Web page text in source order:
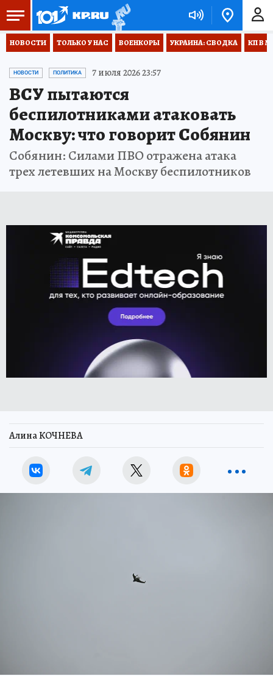
НОВОСТИ ТОЛЬКО У НАС ВОЕНКОРЫ УКРАИНА: СВОДКА КП В
НОВОСТИ ПОЛИТИКА 7 июля 2026 23:57
ВСУ пытаются
беспилотниками атаковать
Москву: что говорит Собянин
Собянин: Силами ПВО отражена атака
трех летевших на Москву беспилотников
Алина КОЧНЕВА